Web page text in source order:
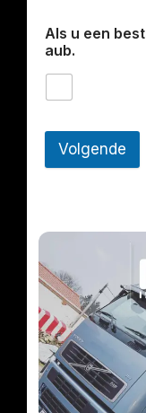
Als u een
aub.
Volgende